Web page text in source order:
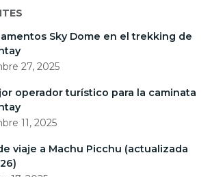
Sky Dome en el trekking de
27, 2025
operador turístico para la caminata
11, 2025
viaje a Machu Picchu (actualizada